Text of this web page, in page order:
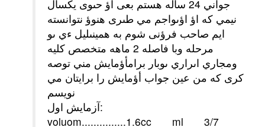
جواني 24 ساله هستم بعى اؤ حىوى يكسال
نيمي كه اؤ اؤىواجم مي طىرى هنوؤ نتوانسته
ايم صاحب فرؤنى شوم به همينىليل ءي ىو
مرحله وبا فاصله 2 ماهه متخصص كليه
ومجاري اىراري ىوبار برامأؤمايش مني توصه
كرى كه من عين جواب أؤمايش را برايتان مي
نويسم
آزمايش اول:
voluom...............1.6cc ml 3/7